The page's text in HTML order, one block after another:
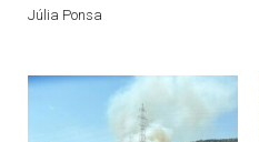
Júlia Ponsa